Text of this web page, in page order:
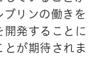
ブリンの働きを
開発することに
とが期待されま